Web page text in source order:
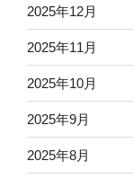
2025年12月
2025年11月
2025年10月
2025年9月
2025年8月